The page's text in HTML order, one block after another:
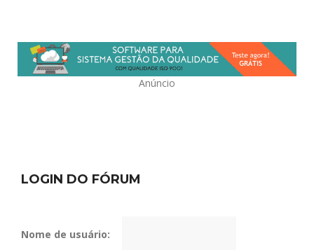
Anúncio
LOGIN DO FÓRUM
Nome de usuário: